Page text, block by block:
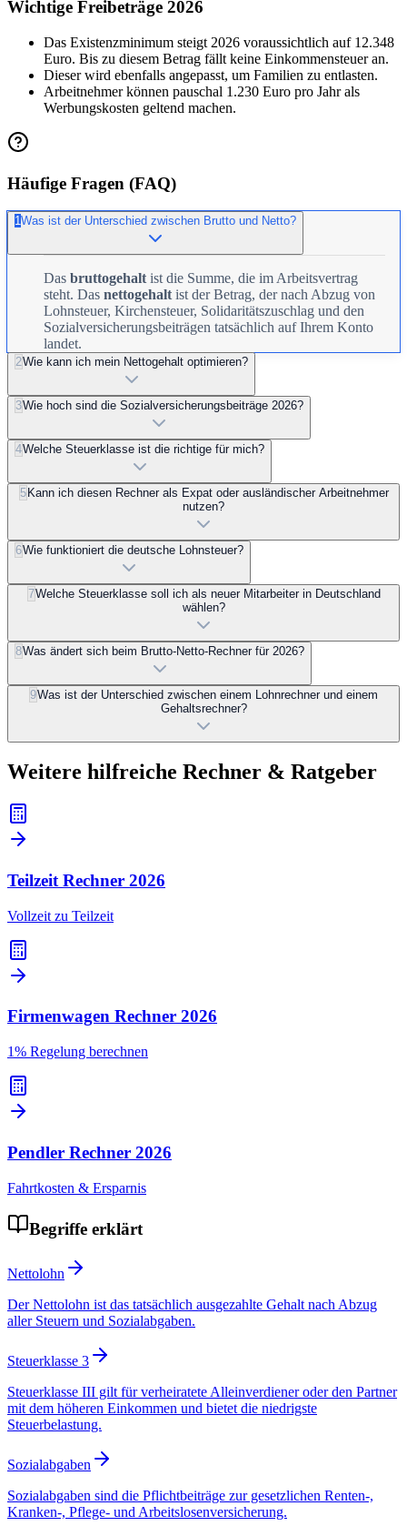
Wichtige Freibeträge 2026
Das Existenzminimum steigt 2026 voraussichtlich auf 12.348
Euro. Bis zu diesem Betrag fällt keine Einkommensteuer an.
Dieser wird ebenfalls angepasst, um Familien zu entlasten.
Arbeitnehmer können pauschal 1.230 Euro pro Jahr als
Werbungskosten geltend machen.
Häufige Fragen (FAQ)
1Was ist der Unterschied zwischen Brutto und Netto?
Das bruttogehalt ist die Summe, die im Arbeitsvertrag
steht. Das nettogehalt ist der Betrag, der nach Abzug von
Lohnsteuer, Kirchensteuer, Solidaritätszuschlag und den
Sozialversicherungsbeiträgen tatsächlich auf Ihrem Konto
landet.
2Wie kann ich mein Nettogehalt optimieren?
3Wie hoch sind die Sozialversicherungsbeiträge 2026?
4Welche Steuerklasse ist die richtige für mich?
5Kann ich diesen Rechner als Expat oder ausländischer Arbeitnehmer
nutzen?
6Wie funktioniert die deutsche Lohnsteuer?
7Welche Steuerklasse soll ich als neuer Mitarbeiter in Deutschland
wählen?
8Was ändert sich beim Brutto-Netto-Rechner für 2026?
9Was ist der Unterschied zwischen einem Lohnrechner und einem
Gehaltsrechner?
Weitere hilfreiche Rechner & Ratgeber
Teilzeit Rechner 2026
Vollzeit zu Teilzeit
Firmenwagen Rechner 2026
1% Regelung berechnen
Pendler Rechner 2026
Fahrtkosten & Ersparnis
Begriffe erklärt
Nettolohn
Der Nettolohn ist das tatsächlich ausgezahlte Gehalt nach Abzug
aller Steuern und Sozialabgaben.
Steuerklasse 3
Steuerklasse III gilt für verheiratete Alleinverdiener oder den Partner
mit dem höheren Einkommen und bietet die niedrigste
Steuerbelastung.
Sozialabgaben
Sozialabgaben sind die Pflichtbeiträge zur gesetzlichen Renten-,
Kranken-, Pflege- und Arbeitslosenversicherung.